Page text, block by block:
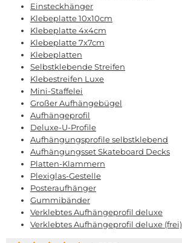
Einsteckhänger
Klebeplatte 10x10cm
Klebeplatte 4x4cm
Klebeplatte 7x7cm
Klebeplatten
Selbstklebende Streifen
Klebestreifen Luxe
Mini-Staffelei
Großer Aufhängebügel
Aufhängeprofil
Deluxe-U-Profile
Aufhängungsprofile selbstklebend
Aufhängungsset Skateboard Decks
Platten-Klammern
Plexiglas-Gestelle
Posteraufhänger
Gummibänder
Verklebtes Aufhängeprofil deluxe
Verklebtes Aufhängeprofil deluxe (frei)